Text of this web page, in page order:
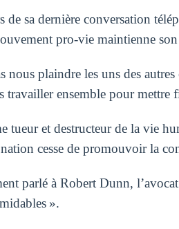
de sa dernière conversation
pro-vie maintienne
nous plaindre les uns des
travailler ensemble pour mettre
tueur et destructeur de la vie
cesse de promouvoir la
parlé à Robert Dunn,
».